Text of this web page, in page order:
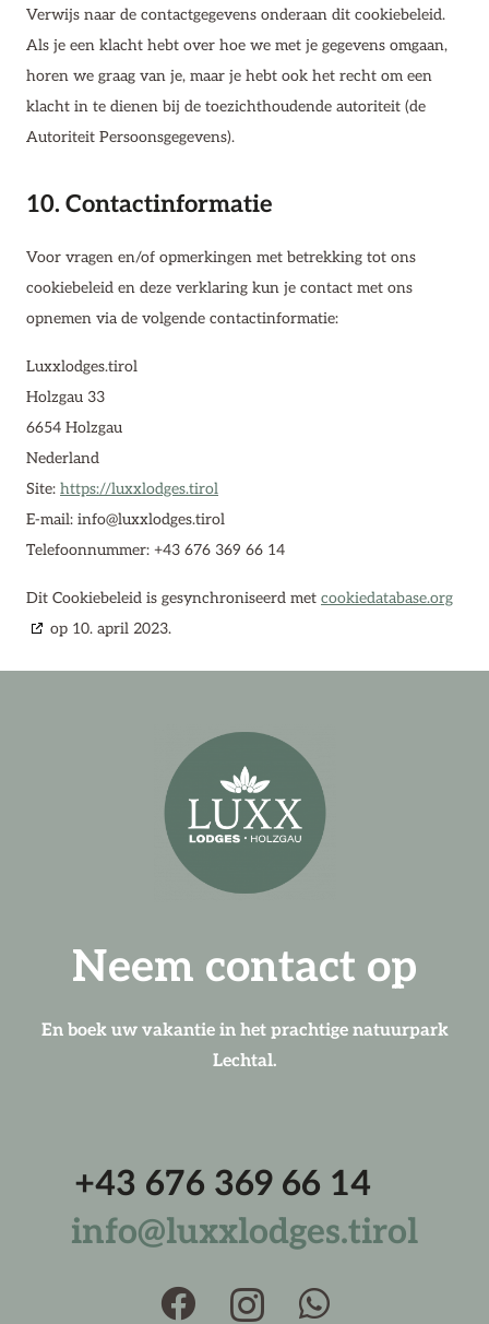
Verwijs naar de contactgegevens onderaan dit cookiebeleid.
Als je een klacht hebt over hoe we met je gegevens omgaan,
horen we graag van je, maar je hebt ook het recht om een
klacht in te dienen bij de toezichthoudende autoriteit (de
Autoriteit Persoonsgegevens).
10. Contactinformatie
Voor vragen en/of opmerkingen met betrekking tot ons
cookiebeleid en deze verklaring kun je contact met ons
opnemen via de volgende contactinformatie:
Luxxlodges.tirol
Holzgau 33
6654 Holzgau
Nederland
Site: https://luxxlodges.tirol
E-mail: info@luxxlodges.tirol
Telefoonnummer: +43 676 369 66 14
Dit Cookiebeleid is gesynchroniseerd met cookiedatabase.org
op 10. april 2023.
Neem contact op
En boek uw vakantie in het prachtige natuurpark
Lechtal.
+43 676 369 66 14
info@luxxlodges.tirol